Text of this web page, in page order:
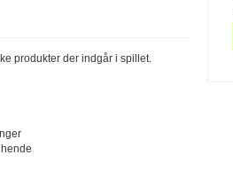
produkter der indgår i spillet.